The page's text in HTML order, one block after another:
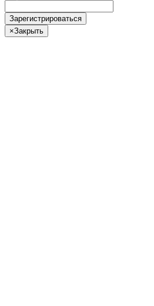
Зарегистрироваться
×Закрыть